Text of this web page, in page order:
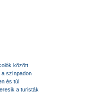
között
a színpadon
és túl
a turisták